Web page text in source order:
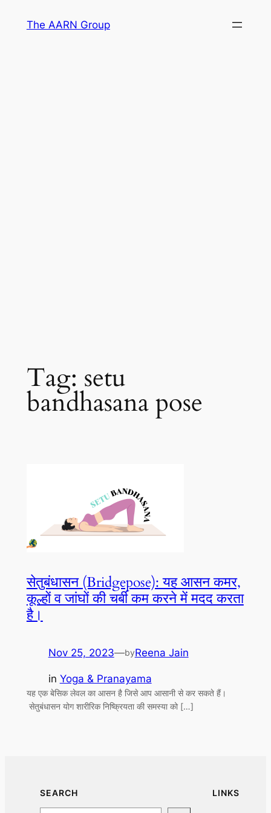
The AARN Group
Tag: setu
bandhasana pose
सेतुबंधासन (Bridgepose): यह आसन कमर,
कूल्हों व जांघों की चर्बी कम करने में मदद करता
है।
Nov 25, 2023—byReena Jain
in Yoga & Pranayama
यह एक बेसिक लेवल का आसन है जिसे आप आसानी से कर सकते हैं।
सेतुबंधासन योग शारीरिक निष्क्रियता की समस्या को […]
SEARCH LINKS